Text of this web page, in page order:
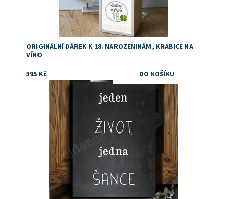
ORIGINÁLNÍ DÁREK K 18. NAROZENINÁM, KRABICE NA
VÍNO
395 Kč
Dostupnost:
Skladem